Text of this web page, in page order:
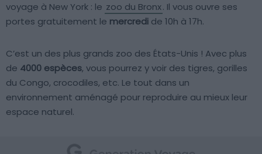
voyage à New York : le zoo du Bronx. Il vous ouvre ses
portes gratuitement le mercredi de 10h à 17h.
C’est un des plus grands zoo des États-Unis ! Avec plus
de 4000 espèces, vous pourrez y voir des tigres, gorilles
du Congo, crocodiles, etc. Le tout dans un
environnement aménagé pour reproduire au mieux leur
espace naturel.